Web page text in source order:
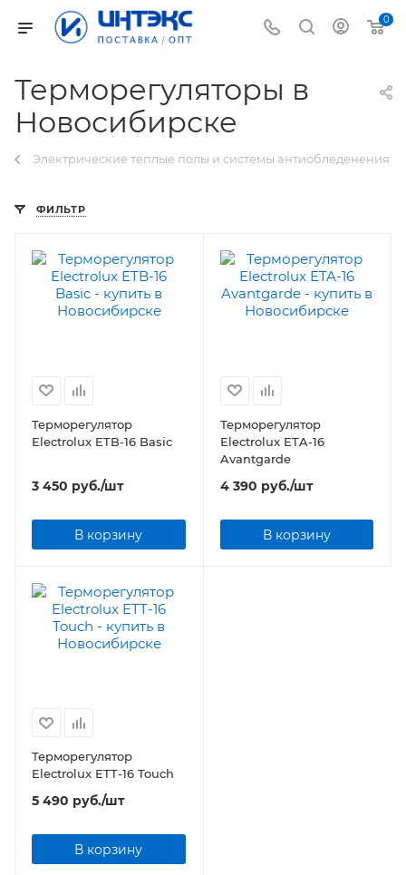
0
Терморегуляторы в
Новосибирске
Электрические теплые полы и системы антиобледенения
ФИЛЬТР
Терморегулятор
Electrolux ETB-16 Basic
3 450 руб./шт
В корзину
Терморегулятор
Electrolux ETA-16
Avantgarde
4 390 руб./шт
В корзину
Терморегулятор
Electrolux ETT-16 Touch
5 490 руб./шт
В корзину